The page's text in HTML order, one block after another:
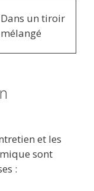
Dans un tiroir
mélangé
et les
sont
: